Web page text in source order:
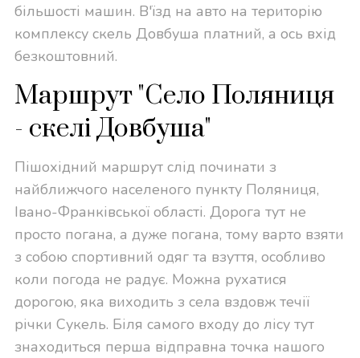
більшості машин. В'їзд на авто на територію
комплексу скель Довбуша платний, а ось вхід
безкоштовний.
Маршрут "Cело Поляниця
- скелі Довбуша"
Пішохідний маршрут слід починати з
найближчого населеного пункту Поляниця,
Івано-Франківської області. Дорога тут не
просто погана, а дуже погана, тому варто взяти
з собою спортивний одяг та взуття, особливо
коли погода не радує. Можна рухатися
дорогою, яка виходить з села вздовж течії
річки Сукель. Біля самого входу до лісу тут
знаходиться перша відправна точка нашого